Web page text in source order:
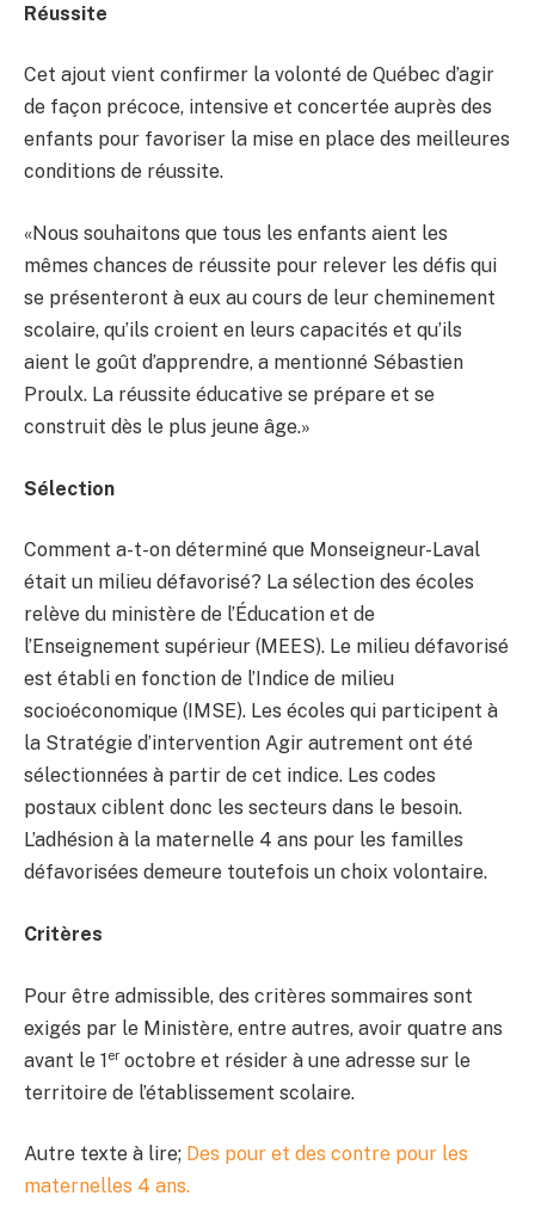
Réussite
Cet ajout vient confirmer la volonté de Québec d’agir
de façon précoce, intensive et concertée auprès des
enfants pour favoriser la mise en place des meilleures
conditions de réussite.
«Nous souhaitons que tous les enfants aient les
mêmes chances de réussite pour relever les défis qui
se présenteront à eux au cours de leur cheminement
scolaire, qu’ils croient en leurs capacités et qu’ils
aient le goût d’apprendre, a mentionné Sébastien
Proulx. La réussite éducative se prépare et se
construit dès le plus jeune âge.»
Sélection
Comment a-t-on déterminé que Monseigneur-Laval
était un milieu défavorisé? La sélection des écoles
relève du ministère de l’Éducation et de
l’Enseignement supérieur (MEES). Le milieu défavorisé
est établi en fonction de l’Indice de milieu
socioéconomique (IMSE). Les écoles qui participent à
la Stratégie d’intervention Agir autrement ont été
sélectionnées à partir de cet indice. Les codes
postaux ciblent donc les secteurs dans le besoin.
L’adhésion à la maternelle 4 ans pour les familles
défavorisées demeure toutefois un choix volontaire.
Critères
Pour être admissible, des critères sommaires sont
exigés par le Ministère, entre autres, avoir quatre ans
avant le 1er octobre et résider à une adresse sur le
territoire de l’établissement scolaire.
Autre texte à lire; Des pour et des contre pour les
maternelles 4 ans.